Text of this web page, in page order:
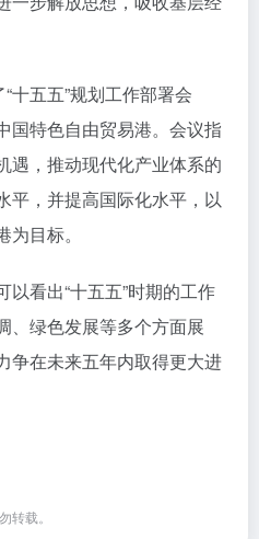
十五五”规划工作部署会
国特色自由贸易港。会议指
遇，推动现代化产业体系的
平，并提高国际化水平，以
目标。
看出“十五五”时期的工作
、绿色发展等多个方面展
争在未来五年内取得更大进
转载。